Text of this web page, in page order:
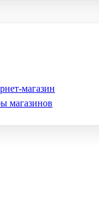
магазин
магазинов